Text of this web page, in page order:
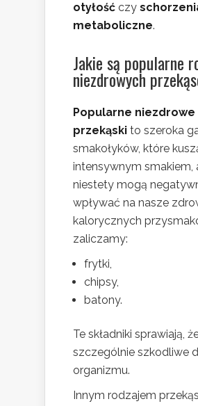
otyłość czy
metaboliczne.
Jakie są popularne
niezdrowych
Popularne niezdrowe
przekąski to szeroka
smakołyków, które
intensywnym smakiem,
niestety mogą
wpływać na nasze
kalorycznych
zaliczamy:
frytki,
chipsy,
batony.
Te składniki sprawiają,
szczególnie szkodliwe
organizmu.
Innym rodzajem